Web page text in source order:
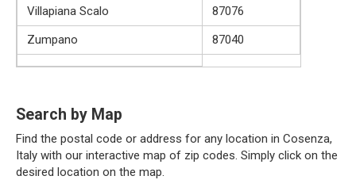
Villapiana Scalo
87076
Zumpano
87040
Search by Map
Find the postal code or address for any location in Cosenza,
Italy with our interactive map of zip codes. Simply click on the
desired location on the map.